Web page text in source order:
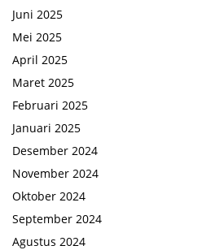
Juni 2025
Mei 2025
April 2025
Maret 2025
Februari 2025
Januari 2025
Desember 2024
November 2024
Oktober 2024
September 2024
Agustus 2024